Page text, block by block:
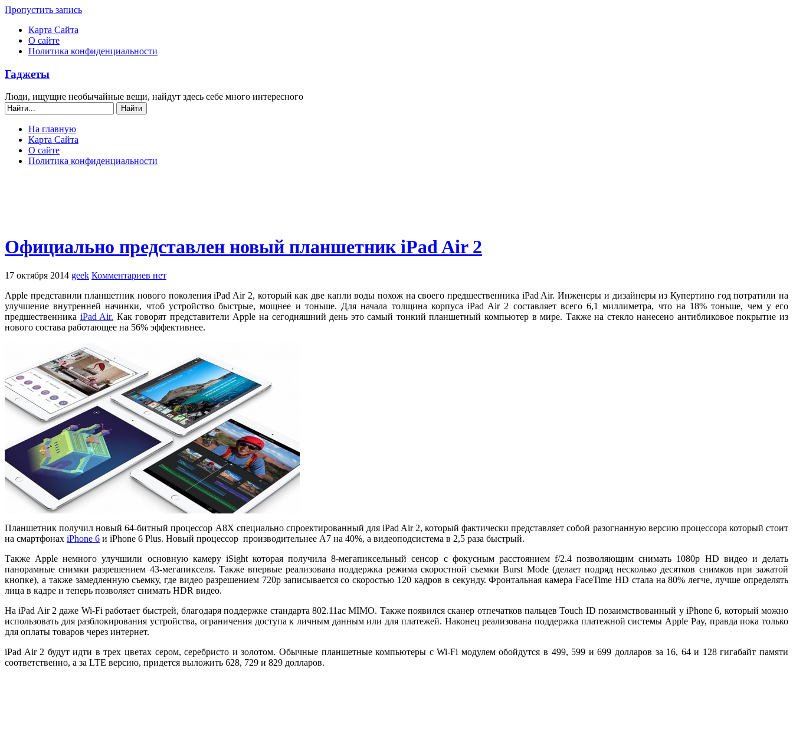
Пропустить запись
Карта Сайта
О сайте
Политика конфиденциальности
Гаджеты
Люди, ищущие необычайные вещи, найдут здесь себе много интересного
На главную
Карта Сайта
О сайте
Политика конфиденциальности
Официально представлен новый планшетник iPad Air 2
17 октября 2014 geek Комментариев нет
Apple представили планшетник нового поколения iPad Air 2, который как две капли воды похож на своего предшественника iPad Air. Инженеры и дизайнеры из Купертино год потратили на
улучшение внутренней начинки, чтоб устройство быстрые, мощнее и тоньше. Для начала толщина корпуса iPad Air 2 составляет всего 6,1 миллиметра, что на 18% тоньше, чем у его
предшественника iPad Air. Как говорят представители Apple на сегодняшний день это самый тонкий планшетный компьютер в мире. Также на стекло нанесено антибликовое покрытие из
нового состава работающее на 56% эффективнее.
Планшетник получил новый 64-битный процессор A8X специально спроектированный для iPad Air 2, который фактически представляет собой разогнанную версию процессора который стоит
на смартфонах iPhone 6 и iPhone 6 Plus. Новый процессор производительнее A7 на 40%, а видеоподсистема в 2,5 раза быстрый.
Также Apple немного улучшили основную камеру iSight которая получила 8-мегапиксельный сенсор с фокусным расстоянием f/2.4 позволяющим снимать 1080p HD видео и делать
панорамные снимки разрешением 43-мегапикселя. Также впервые реализована поддержка режима скоростной съемки Burst Mode (делает подряд несколько десятков снимков при зажатой
кнопке), а также замедленную съемку, где видео разрешением 720p записывается со скоростью 120 кадров в секунду. Фронтальная камера FaceTime HD стала на 80% легче, лучше определять
лица в кадре и теперь позволяет снимать HDR видео.
На iPad Air 2 даже Wi-Fi работает быстрей, благодаря поддержке стандарта 802.11ac MIMO. Также появился сканер отпечатков пальцев Touch ID позаимствованный у iPhone 6, который можно
использовать для разблокирования устройства, ограничения доступа к личным данным или для платежей. Наконец реализована поддержка платежной системы Apple Pay, правда пока только
для оплаты товаров через интернет.
iPad Air 2 будут идти в трех цветах сером, серебристо и золотом. Обычные планшетные компьютеры с Wi-Fi модулем обойдутся в 499, 599 и 699 долларов за 16, 64 и 128 гигабайт памяти
соответственно, а за LTE версию, придется выложить 628, 729 и 829 долларов.